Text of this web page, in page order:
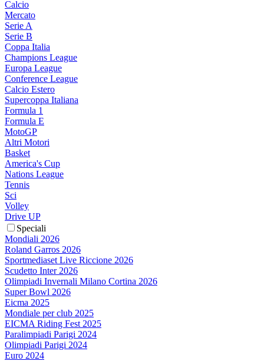
Calcio
Mercato
Serie A
Serie B
Coppa Italia
Champions League
Europa League
Conference League
Calcio Estero
Supercoppa Italiana
Formula 1
Formula E
MotoGP
Altri Motori
Basket
America's Cup
Nations League
Tennis
Sci
Volley
Drive UP
Speciali
Mondiali 2026
Roland Garros 2026
Sportmediaset Live Riccione 2026
Scudetto Inter 2026
Olimpiadi Invernali Milano Cortina 2026
Super Bowl 2026
Eicma 2025
Mondiale per club 2025
EICMA Riding Fest 2025
Paralimpiadi Parigi 2024
Olimpiadi Parigi 2024
Euro 2024